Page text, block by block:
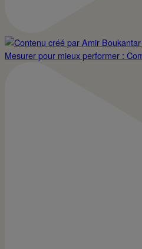
Mesurer pour mieux performer :